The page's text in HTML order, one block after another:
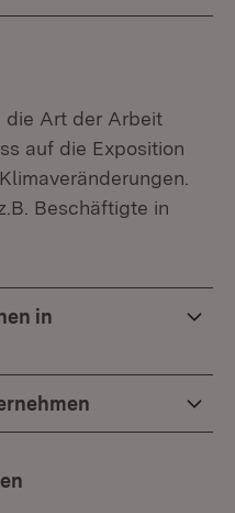
die Art der Arbeit
auf die Exposition
Beschäftigte in
in